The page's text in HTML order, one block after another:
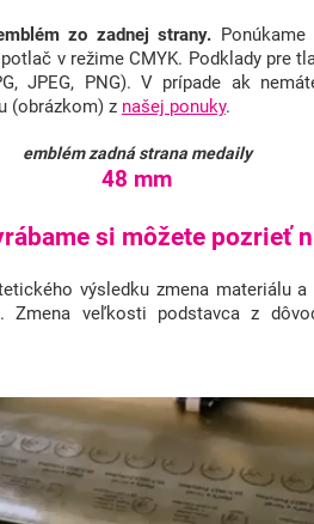
zo zadnej strany.
v režime CMYK. Podklady pre
JPEG, PNG). V prípade ak
(obrázkom) z našej ponuky.
emblém zadná strana medaily
48 mm
si môžete pozrieť
výsledku zmena materiálu a
Zmena veľkosti podstavca z